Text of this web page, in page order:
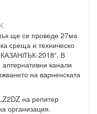
ще се проведе 27ма
среща и техническо
2018“. В
канали
на варненската
на репитер
организация.